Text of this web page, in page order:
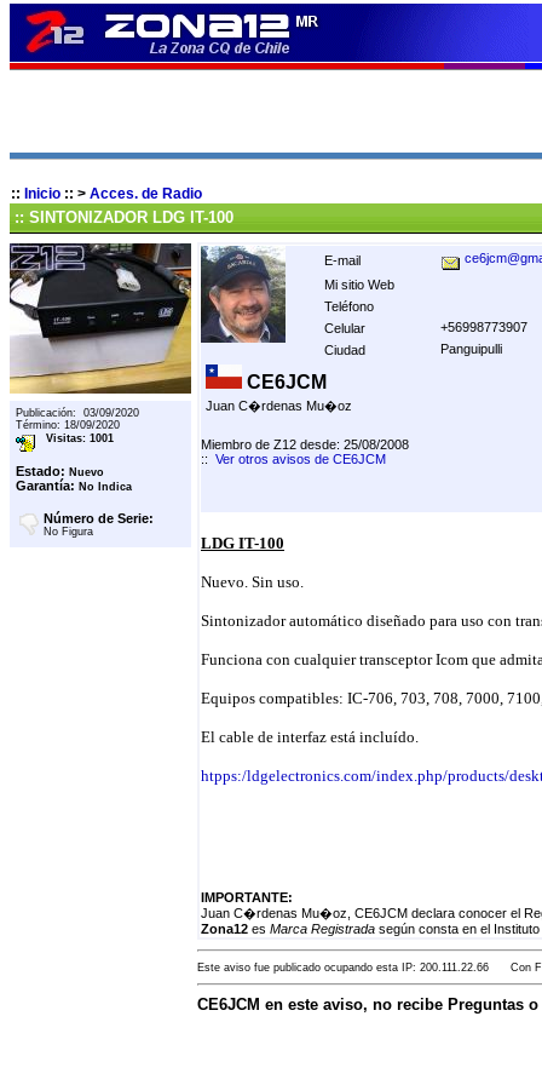
:: Inicio :: > Acces. de Radio
:: SINTONIZADOR LDG IT-100
Publicación: 03/09/2020
Término: 18/09/2020
Visitas: 1001
Estado: Nuevo
Garantía: No Indica
Número de Serie:
No Figura
E-mail
Mi sitio Web
Teléfono
Celular
+56998773907
Ciudad
Panguipulli
CE6JCM
Juan C�rdenas Mu�oz
Miembro de Z12 desde: 25/08/2008
:: Ver otros avisos de CE6JCM
LDG IT-100
Nuevo. Sin uso.
Sintonizador automático diseñado para uso con
Funciona con cualquier transceptor Icom que
Equipos compatibles: IC-706, 703, 708, 7000,
El cable de interfaz está incluído.
htpps:/ldgelectronics.com/index.php/products/
IMPORTANTE:
Juan C�rdenas Mu�oz, CE6JCM declara conocer el
Zona12 es Marca Registrada según consta en el
Este aviso fue publicado ocupando esta IP: 200.111.22.66 Con
CE6JCM en este aviso, no recibe Preguntas